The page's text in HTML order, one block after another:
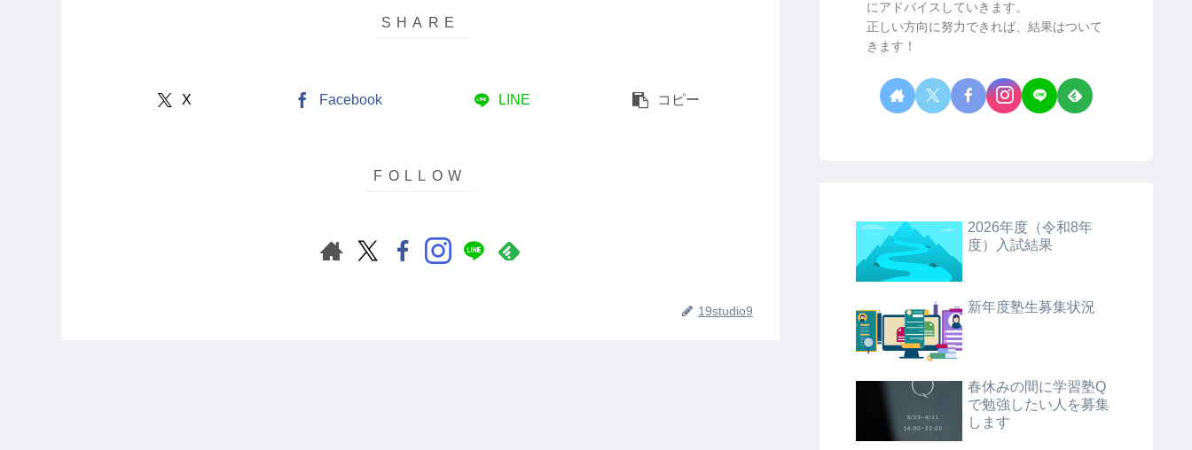
X Facebook LINE コピー
19studio9
にアドバイスしていきます。
正しい方向に努力できれば、結果はついて
きます！
2026年度（令和8年
度）入試結果
新年度塾生募集状況
春休みの間に学習塾Q
で勉強したい人を募集
します